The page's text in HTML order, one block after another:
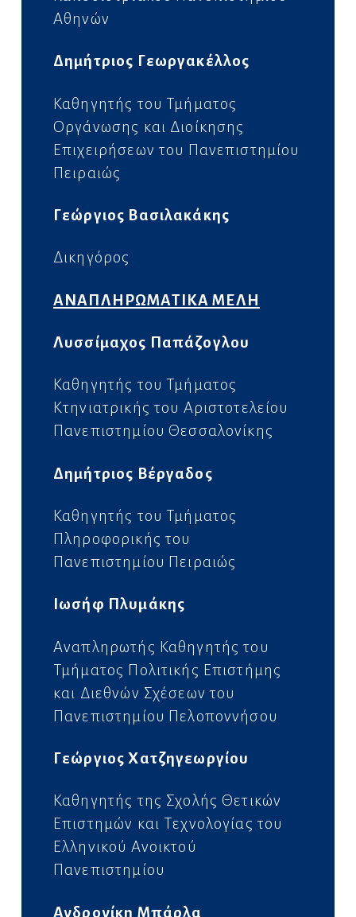
Αθηνών
Δημήτριος Γεωργακέλλος
Καθηγητής του Τμήματος
Οργάνωσης και Διοίκησης
Επιχειρήσεων του Πανεπιστημίου
Πειραιώς
Γεώργιος Βασιλακάκης
Δικηγόρος
ΑΝΑΠΛΗΡΩΜΑΤΙΚΑ ΜΕΛΗ
Λυσσίμαχος Παπάζογλου
Καθηγητής του Τμήματος
Κτηνιατρικής του Αριστοτελείου
Πανεπιστημίου Θεσσαλονίκης
Δημήτριος Βέργαδος
Καθηγητής του Τμήματος
Πληροφορικής του
Πανεπιστημίου Πειραιώς
Ιωσήφ Πλυμάκης
Αναπληρωτής Καθηγητής του
Τμήματος Πολιτικής Επιστήμης
και Διεθνών Σχέσεων του
Πανεπιστημίου Πελοποννήσου
Γεώργιος Χατζηγεωργίου
Καθηγητής της Σχολής Θετικών
Επιστημών και Τεχνολογίας του
Ελληνικού Ανοικτού
Πανεπιστημίου
Ανδρονίκη Μπάρλα